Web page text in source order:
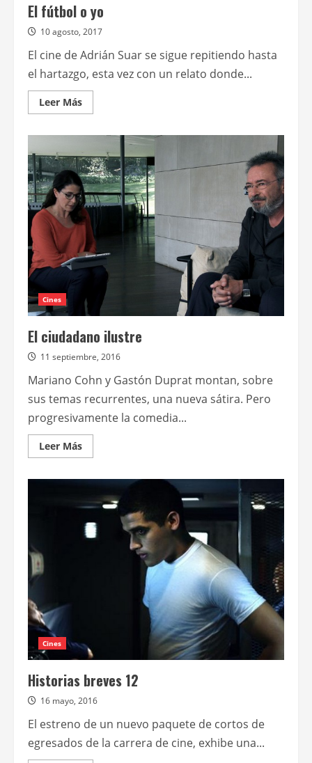
El fútbol o yo
10 agosto, 2017
El cine de Adrián Suar se sigue repitiendo hasta
el hartazgo, esta vez con un relato donde...
Leer MásLeer
más
fútbol
o
yo
Cines
El ciudadano ilustre
11 septiembre, 2016
Mariano Cohn y Gastón Duprat montan, sobre
sus temas recurrentes, una nueva sátira. Pero
progresivamente la comedia...
Leer MásLeer
más
El
ciudadano
ilustre
Cines
Historias breves 12
16 mayo, 2016
El estreno de un nuevo paquete de cortos de
egresados de la carrera de cine, exhibe una...